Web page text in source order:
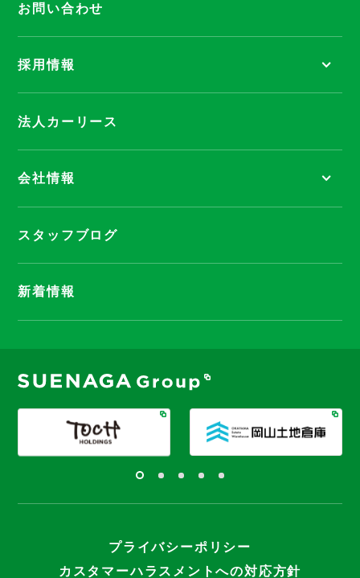
お問い合わせ
採用情報
法人カーリース
会社情報
スタッフブログ
新着情報
プライバシーポリシー
カスタマーハラスメントへの対応方針